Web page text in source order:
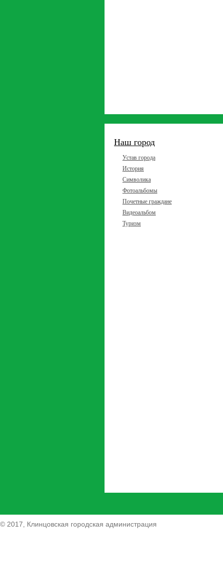
Наш город
Устав города
История
Символика
Фотоальбомы
Почетные граждане
Видеоальбом
Туризм
© 2017, Клинцовская городская администрация